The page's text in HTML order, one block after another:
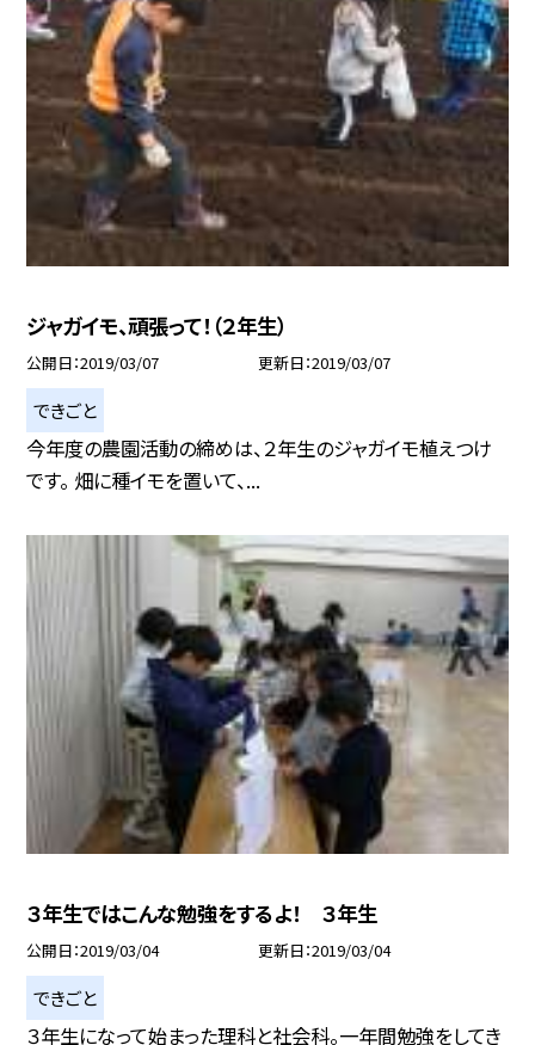
ジャガイモ、頑張って！（２年生）
公開日 2019/03/07 更新日 2019/03/07
できごと
今年度の農園活動の締めは、２年生のジャガイモ植えつけ
です。 畑に種イモを置いて、...
３年生ではこんな勉強をするよ！ ３年生
公開日 2019/03/04 更新日 2019/03/04
できごと
３年生になって始まった理科と社会科。一年間勉強をしてき